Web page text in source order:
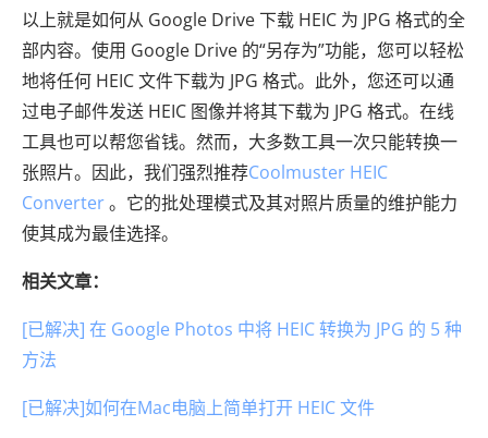
以上就是如何从 Google Drive 下载 HEIC 为 JPG 格式的全
部内容。使用 Google Drive 的“另存为”功能，您可以轻松
地将任何 HEIC 文件下载为 JPG 格式。此外，您还可以通
过电子邮件发送 HEIC 图像并将其下载为 JPG 格式。在线
工具也可以帮您省钱。然而，大多数工具一次只能转换一
张照片。因此，我们强烈推荐Coolmuster HEIC
Converter。它的批处理模式及其对照片质量的维护能力
使其成为最佳选择。
相关文章：
[已解决] 在 Google Photos 中将 HEIC 转换为 JPG 的 5 种
方法
[已解决]如何在Mac电脑上简单打开 HEIC 文件